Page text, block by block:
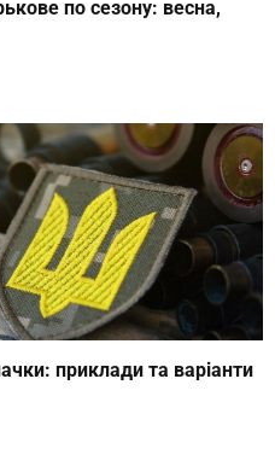
по сезону: весна,
приклади та варіанти